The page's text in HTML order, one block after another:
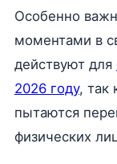
Особенно
моментами в
действуют для
2026 году, так
пытаются
физических